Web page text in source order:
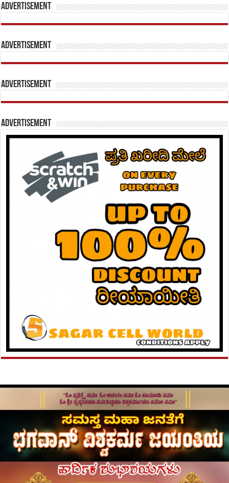
Advertisement
Advertisement
Advertisement
Advertisement